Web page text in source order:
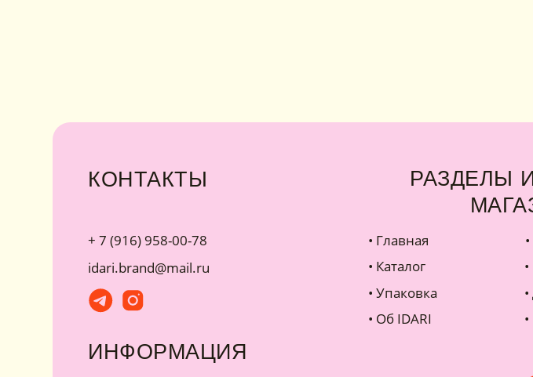
Сайт разработан Digital-Step
Договор публичной оферты
ОГРН 324547600025580
ИНФОРМАЦИЯ
признанной экстремистской в РФ